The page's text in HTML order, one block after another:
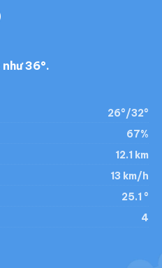
36°.
26°/32°
67%
12.1 km
13 km/h
25.1 °
4